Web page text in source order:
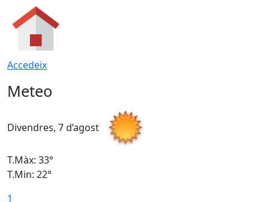
Accedeix
Meteo
Divendres, 7 d’agost
T.Màx: 33°
T.Min: 22°
1